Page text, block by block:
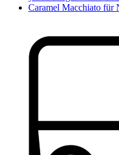
Caramel Macchiato für